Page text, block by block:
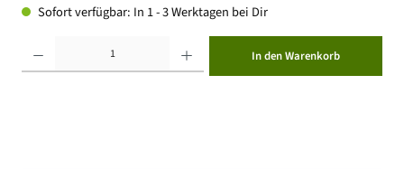
Sofort verfügbar: In 1 - 3 Werktagen bei Dir
In den Warenkorb